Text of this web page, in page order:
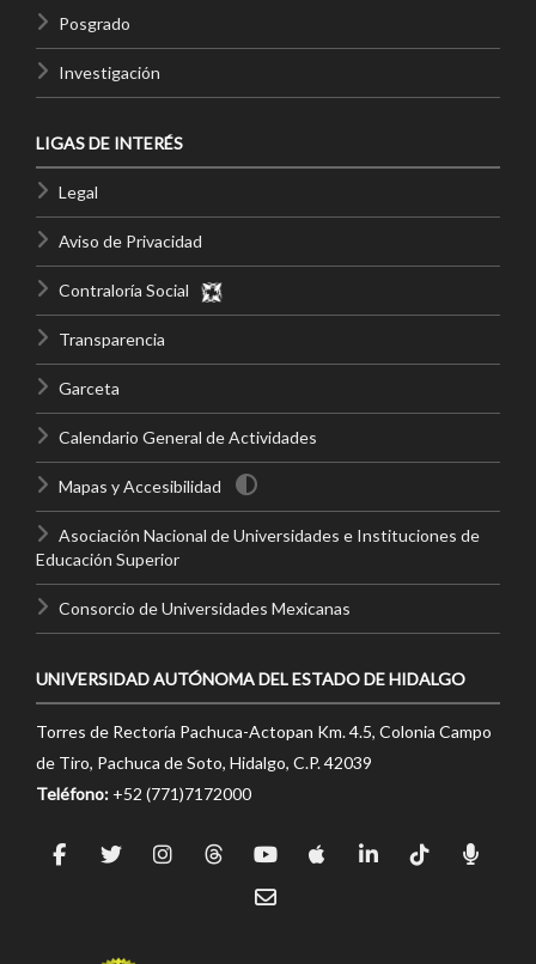
Posgrado
Investigación
LIGAS DE INTERÉS
Legal
Aviso de Privacidad
Contraloría Social
Transparencia
Garceta
Calendario General de Actividades
Mapas y Accesibilidad
Asociación Nacional de Universidades e Instituciones de
Educación Superior
Consorcio de Universidades Mexicanas
UNIVERSIDAD AUTÓNOMA DEL ESTADO DE HIDALGO
Torres de Rectoría Pachuca-Actopan Km. 4.5, Colonia Campo
de Tiro, Pachuca de Soto, Hidalgo, C.P. 42039
Teléfono: +52 (771)7172000